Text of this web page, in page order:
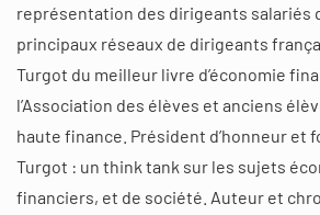
représentation des dirigeants salariés
principaux réseaux de dirigeants
Turgot du meilleur livre d’économie
l’Association des élèves et anciens
haute finance. Président d’honneur et
Turgot : un think tank sur les sujets
financiers, et de société. Auteur et